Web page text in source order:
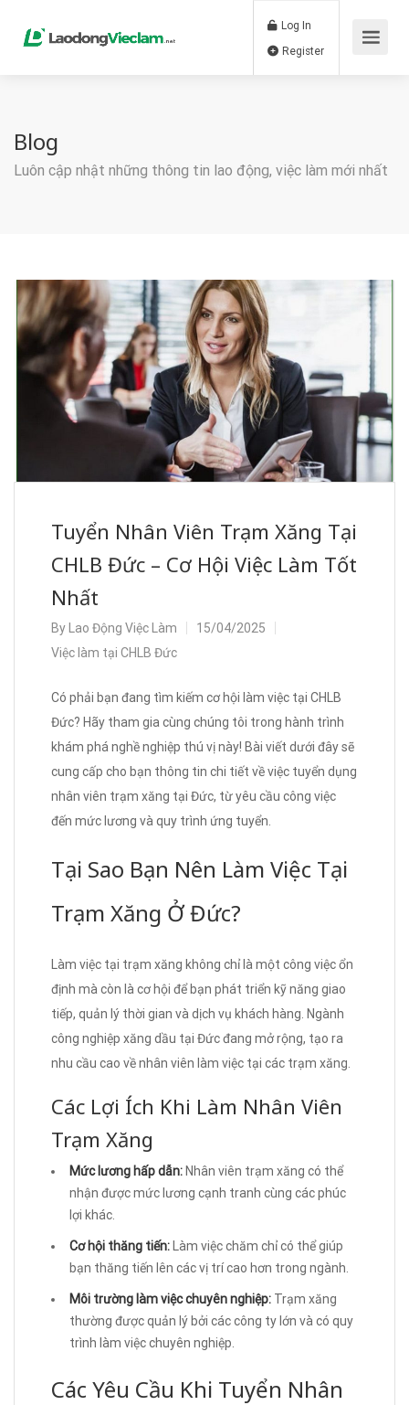
Log In
Blog
Luôn cập nhật những thông tin lao động, việc làm mới nhất
Tuyển Nhân Viên Trạm Xăng Tại
CHLB Đức – Cơ Hội Việc Làm Tốt
Nhất
By Lao Động Việc Làm
15/04/2025
Việc làm tại CHLB Đức
Có phải bạn đang tìm kiếm cơ hội làm việc tại CHLB
Đức? Hãy tham gia cùng chúng tôi trong hành trình
khám phá nghề nghiệp thú vị này! Bài viết dưới đây sẽ
cung cấp cho bạn thông tin chi tiết về việc tuyển dụng
nhân viên trạm xăng tại Đức, từ yêu cầu công việc
đến mức lương và quy trình ứng tuyển.
Tại Sao Bạn Nên Làm Việc Tại
Trạm Xăng Ở Đức?
Làm việc tại trạm xăng không chỉ là một công việc ổn
định mà còn là cơ hội để bạn phát triển kỹ năng giao
tiếp, quản lý thời gian và dịch vụ khách hàng. Ngành
công nghiệp xăng dầu tại Đức đang mở rộng, tạo ra
nhu cầu cao về nhân viên làm việc tại các trạm xăng.
Các Lợi Ích Khi Làm Nhân Viên
Trạm Xăng
Mức lương hấp dẫn: Nhân viên trạm xăng có thể
nhận được mức lương cạnh tranh cùng các phúc
lợi khác.
Cơ hội thăng tiến: Làm việc chăm chỉ có thể giúp
bạn thăng tiến lên các vị trí cao hơn trong ngành.
Môi trường làm việc chuyên nghiệp: Trạm xăng
thường được quản lý bởi các công ty lớn và có quy
trình làm việc chuyên nghiệp.
Các Yêu Cầu Khi Tuyển Nhân